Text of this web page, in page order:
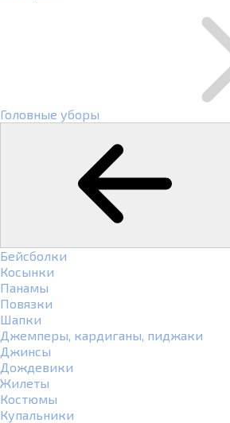
Головные уборы
Бейсболки
Косынки
Панамы
Повязки
Шапки
Джемперы, кардиганы, пиджаки
Джинсы
Дождевики
Жилеты
Костюмы
Купальники